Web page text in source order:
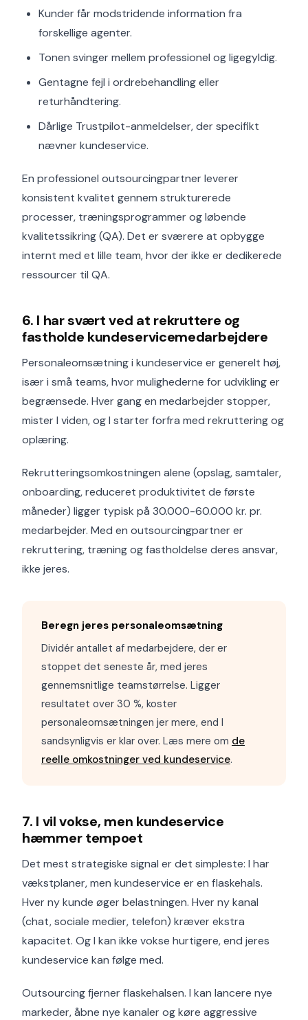
Kunder får modstridende information fra
forskellige agenter.
Tonen svinger mellem professionel og ligegyldig.
Gentagne fejl i ordrebehandling eller
returhåndtering.
Dårlige Trustpilot-anmeldelser, der specifikt
nævner kundeservice.
En professionel outsourcingpartner leverer
konsistent kvalitet gennem strukturerede
processer, træningsprogrammer og løbende
kvalitetssikring (QA). Det er sværere at opbygge
internt med et lille team, hvor der ikke er dedikerede
ressourcer til QA.
6. I har svært ved at rekruttere og
fastholde kundeservicemedarbejdere
Personaleomsætning i kundeservice er generelt høj,
især i små teams, hvor mulighederne for udvikling er
begrænsede. Hver gang en medarbejder stopper,
mister I viden, og I starter forfra med rekruttering og
oplæring.
Rekrutteringsomkostningen alene (opslag, samtaler,
onboarding, reduceret produktivitet de første
måneder) ligger typisk på 30.000-60.000 kr. pr.
medarbejder. Med en outsourcingpartner er
rekruttering, træning og fastholdelse deres ansvar,
ikke jeres.
Beregn jeres personaleomsætning
Dividér antallet af medarbejdere, der er
stoppet det seneste år, med jeres
gennemsnitlige teamstørrelse. Ligger
resultatet over 30 %, koster
personaleomsætningen jer mere, end I
sandsynligvis er klar over. Læs mere om de
reelle omkostninger ved kundeservice.
7. I vil vokse, men kundeservice
hæmmer tempoet
Det mest strategiske signal er det simpleste: I har
vækstplaner, men kundeservice er en flaskehals.
Hver ny kunde øger belastningen. Hver ny kanal
(chat, sociale medier, telefon) kræver ekstra
kapacitet. Og I kan ikke vokse hurtigere, end jeres
kundeservice kan følge med.
Outsourcing fjerner flaskehalsen. I kan lancere nye
markeder, åbne nye kanaler og køre aggressive